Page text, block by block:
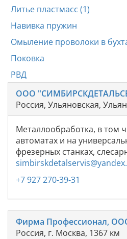
Литье пластмасс (1)
Навивка пружин
Омыление проволоки в
Поковка
РВД
ООО
Россия, Ульяновская,
Металлообработка, в том
автоматах и на
фрезерных станках,
+7 927 270-39-31
Фирма Профессионал,
Россия, г. Москва, 1367 км